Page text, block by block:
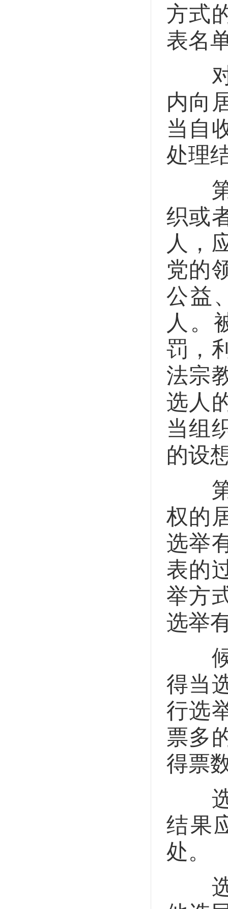
方式
表名
对
内向
当自
处理
第
织或
人，
党的
公益
人。
罚，
法宗
选人
当组
的设
第
权的
选举
表的
举方
选举
候
得当
行选
票多
得票
选
结果
处。
选